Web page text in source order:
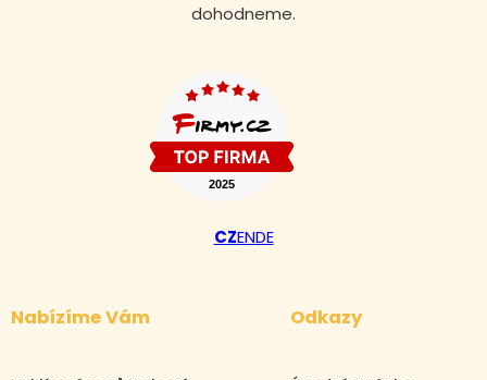
dohodneme.
CZENDE
Nabízíme Vám Odkazy